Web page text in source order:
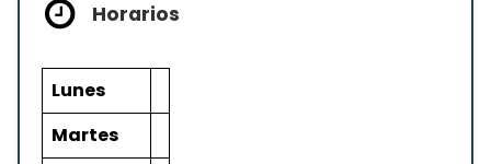
Horarios
Lunes
Martes